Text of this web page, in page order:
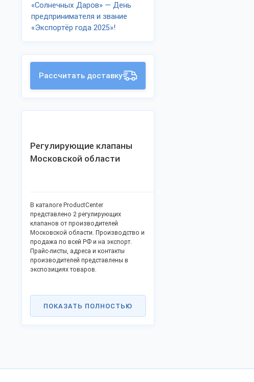
«Солнечных Даров» — День
предпринимателя и звание
«Экспортёр года 2025»!
Рассчитать доставку
Регулирующие клапаны
Московской области
В каталоге ProductCenter
представлено 2 регулирующих
клапанов от производителей
Московской области. Производство и
продажа по всей РФ и на экспорт.
Прайс-листы, адреса и контакты
производителей представлены в
экспозициях товаров.
ПОКАЗАТЬ ПОЛНОСТЬЮ